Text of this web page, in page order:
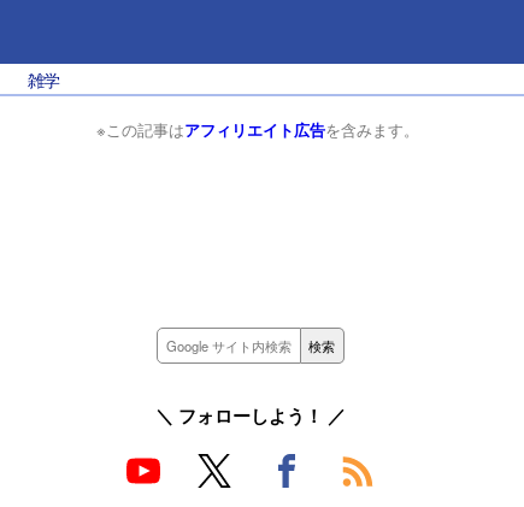
雑学
※この記事はアフィリエイト広告を含みます。
＼ フォローしよう！ ／